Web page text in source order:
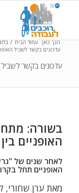
עדכונים בקשר לשביל
הנך כאן: עמוד הבית /
עדכונים בקשר לשביל
בשורה:
האופניים
לאחר שנים של
האופניים תחל
מאת ערן שחורי,